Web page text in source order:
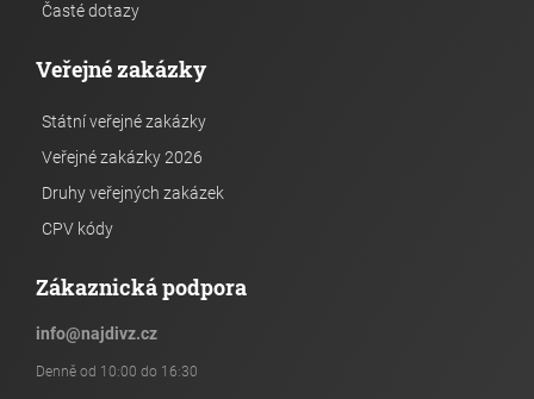
Časté dotazy
Veřejné zakázky
Státní veřejné zakázky
Veřejné zakázky 2026
Druhy veřejných zakázek
CPV kódy
Zákaznická podpora
info@najdivz.cz
Denně od 10:00 do 16:30